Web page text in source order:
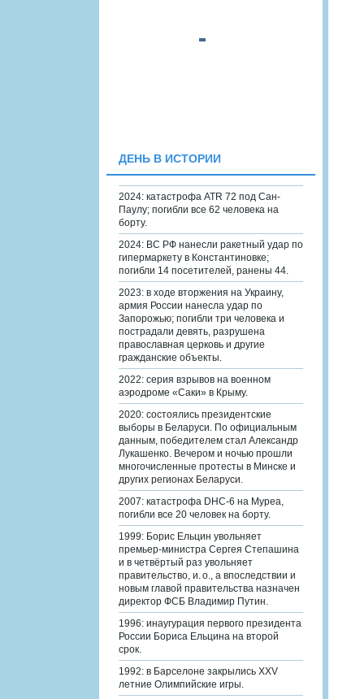
ДЕНЬ В ИСТОРИИ
2024: катастрофа ATR 72 под Сан-
Паулу; погибли все 62 человека на
борту.
2024: ВС РФ нанесли ракетный удар по
гипермаркету в Константиновке;
погибли 14 посетителей, ранены 44.
2023: в ходе вторжения на Украину,
армия России нанесла удар по
Запорожью; погибли три человека и
пострадали девять, разрушена
православная церковь и другие
гражданские объекты.
2022: серия взрывов на военном
аэродроме «Саки» в Крыму.
2020: состоялись президентские
выборы в Беларуси. По официальным
данным, победителем стал Александр
Лукашенко. Вечером и ночью прошли
многочисленные протесты в Минске и
других регионах Беларуси.
2007: катастрофа DHC-6 на Муреа,
погибли все 20 человек на борту.
1999: Борис Ельцин увольняет
премьер-министра Сергея Степашина
и в четвёртый раз увольняет
правительство, и. о., а впоследствии и
новым главой правительства назначен
директор ФСБ Владимир Путин.
1996: инаугурация первого президента
России Бориса Ельцина на второй
срок.
1992: в Барселоне закрылись XXV
летние Олимпийские игры.